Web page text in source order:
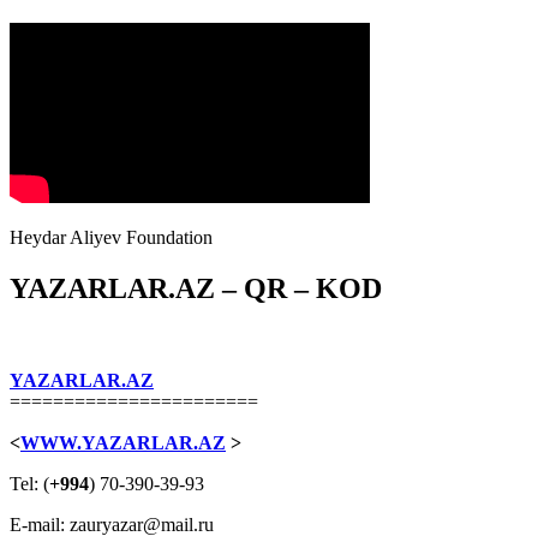
Heydar Aliyev Foundation
YAZARLAR.AZ – QR – KOD
YAZARLAR.AZ
=======================
<WWW.YAZARLAR.AZ >
Tel: (+994) 70-390-39-93
E-mail: zauryazar@mail.ru